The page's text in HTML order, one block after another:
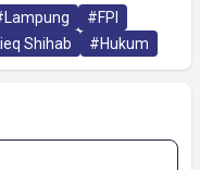
#FPI
Shihab #Hukum